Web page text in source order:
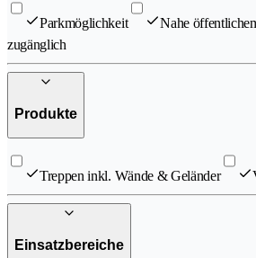
Parkmöglichkeit Nahe
zugänglich
Produkte
Treppen inkl. Wände & Geländer
Einsatzbereiche